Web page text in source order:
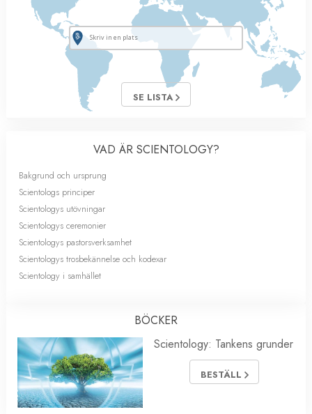
SE LISTA
VAD ÄR SCIENTOLOGY?
Bakgrund och ursprung
Scientologs principer
Scientologys utövningar
Scientologys ceremonier
Scientologys pastorsverksamhet
Scientologys trosbekännelse och kodexar
Scientology i samhället
BÖCKER
Scientology: Tankens grunder
BESTÄLL